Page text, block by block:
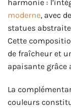
harmonie :
moderne, avec
statues
Cette
de fraîcheur et
apaisante grâce
La
couleurs